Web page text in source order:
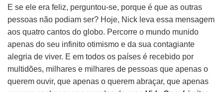
E se ele era feliz, perguntou-se, porque é que as outras
pessoas não podiam ser? Hoje, Nick leva essa mensagem
aos quatro cantos do globo. Percorre o mundo munido
apenas do seu infinito otimismo e da sua contagiante
alegria de viver. E em todos os países é recebido por
multidões, milhares e milhares de pessoas que apenas o
querem ouvir, que apenas o querem abraçar, que apenas